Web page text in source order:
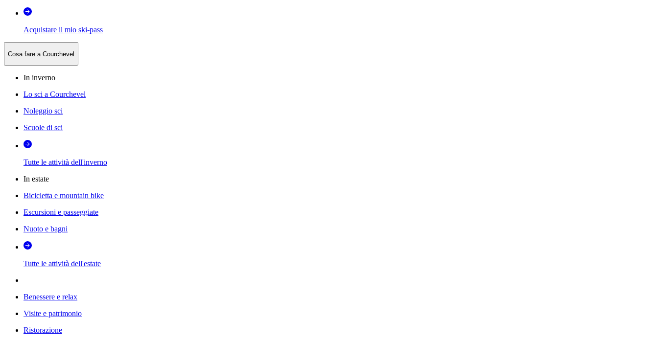
Acquistare il mio ski-pass
Cosa fare a Courchevel
In inverno
Lo sci a Courchevel
Noleggio sci
Scuole di sci
Tutte le attività dell'inverno
In estate
Bicicletta e mountain bike
Escursioni e passeggiate
Nuoto e bagni
Tutte le attività dell'estate
Benessere e relax
Visite e patrimonio
Ristorazione